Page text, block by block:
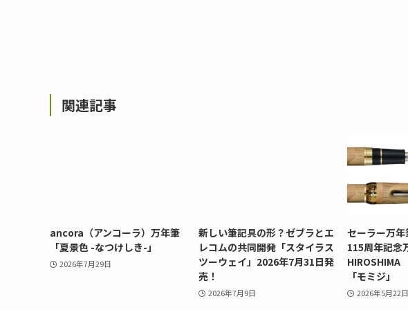
関連記事
ancora（アンコーラ）万年筆
「夏景色 -なつけしき-」
2026年7月29日
新しい筆記具の形？ゼブラとエ
レコムの共同開発「スタイラス
ツーウェイ」2026年7月31日発
売！
2026年7月9日
セーラー万
115周年記念
HIROSHIMA
「モミジ」
2026年5月22日